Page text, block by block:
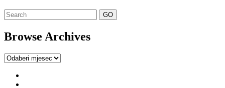
Browse Archives
Browse